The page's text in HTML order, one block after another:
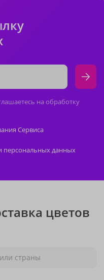
на обработку
Сервиса
персональных данных
цветов
страны